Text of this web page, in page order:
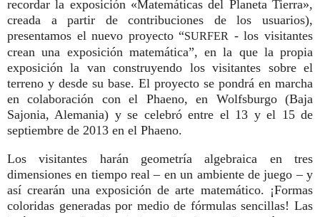
recordar la exposición «Matemáticas del Planeta Tierra»,
creada a partir de contribuciones de los usuarios),
presentamos el nuevo proyecto “SURFER - los visitantes
crean una exposición matemática”, en la que la propia
exposición la van construyendo los visitantes sobre el
terreno y desde su base. El proyecto se pondrá en marcha
en colaboración con el Phaeno, en Wolfsburgo (Baja
Sajonia, Alemania) y se celebró entre el 13 y el 15 de
septiembre de 2013 en el Phaeno.
Los visitantes harán geometría algebraica en tres
dimensiones en tiempo real – en un ambiente de juego – y
así crearán una exposición de arte matemático. ¡Formas
coloridas generadas por medio de fórmulas sencillas! Las